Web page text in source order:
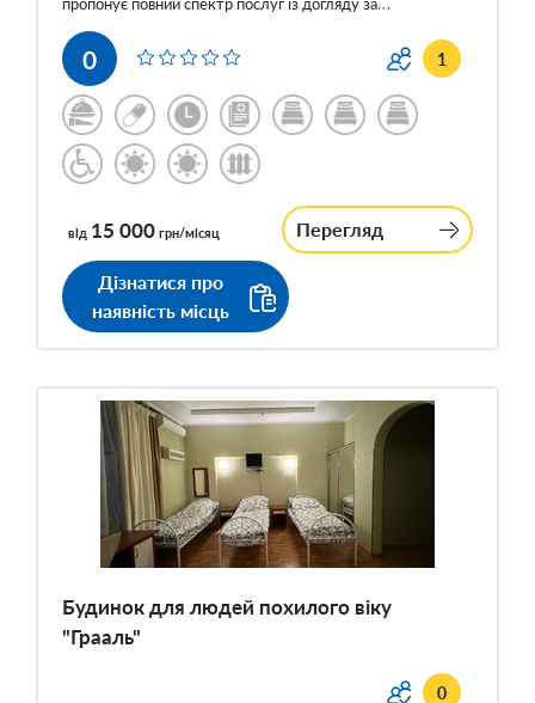
0 1
від 15 000 грн/місяц Перегляд
Дізнатися про
наявність місць
Будинок для людей похилого віку
"Грааль"
0